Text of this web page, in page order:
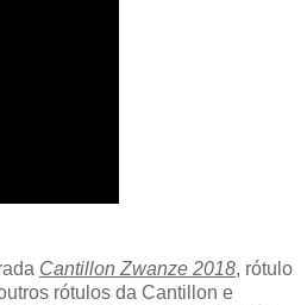
Cantillon Zwanze 2018, rótulo
rótulos da Cantillon e